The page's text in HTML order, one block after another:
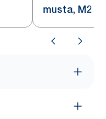
musta, M2